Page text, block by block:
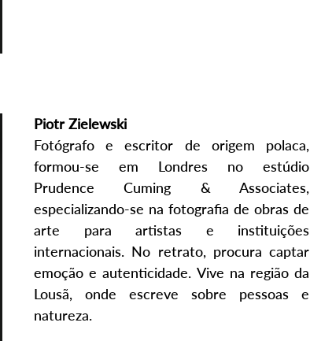
Piotr Zielewski
Fotógrafo e escritor de origem polaca,
formou-se em Londres no estúdio
Prudence Cuming & Associates,
especializando-se na fotografia de obras de
arte para artistas e instituições
internacionais. No retrato, procura captar
emoção e autenticidade. Vive na região da
Lousã, onde escreve sobre pessoas e
natureza.